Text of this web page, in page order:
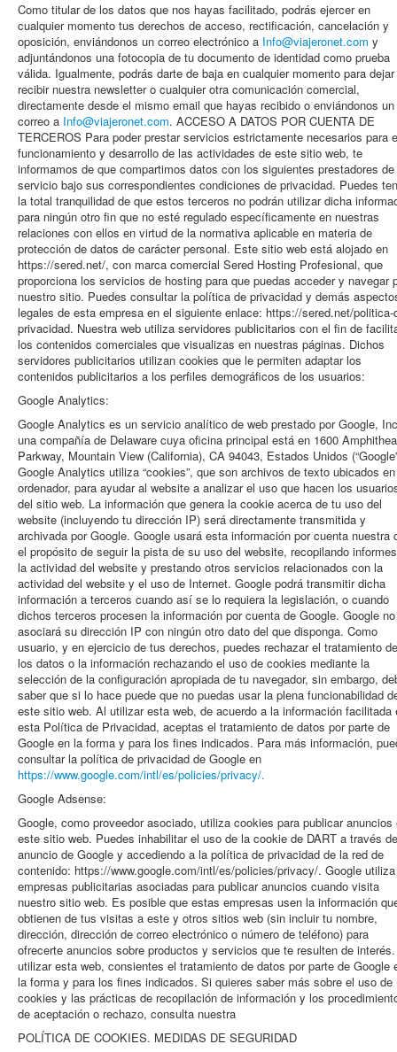
Como titular de los datos que nos hayas facilitado, podrás ejercer en
cualquier momento tus derechos de acceso, rectificación, cancelación y
oposición, enviándonos un correo electrónico a Info@viajeronet.com y
adjuntándonos una fotocopia de tu documento de identidad como prueba
válida. Igualmente, podrás darte de baja en cualquier momento para
recibir nuestra newsletter o cualquier otra comunicación comercial,
directamente desde el mismo email que hayas recibido o enviándonos un
correo a Info@viajeronet.com. ACCESO A DATOS POR CUENTA DE
TERCEROS Para poder prestar servicios estrictamente necesarios para
funcionamiento y desarrollo de las actividades de este sitio web, te
informamos de que compartimos datos con los siguientes prestadores de
servicio bajo sus correspondientes condiciones de privacidad. Puedes
la total tranquilidad de que estos terceros no podrán utilizar dicha
para ningún otro fin que no esté regulado específicamente en nuestras
relaciones con ellos en virtud de la normativa aplicable en materia de
protección de datos de carácter personal. Este sitio web está alojado en
https://sered.net/, con marca comercial Sered Hosting Profesional, que
proporciona los servicios de hosting para que puedas acceder y navegar
nuestro sitio. Puedes consultar la política de privacidad y demás
legales de esta empresa en el siguiente enlace: https://sered.net/politica-
privacidad. Nuestra web utiliza servidores publicitarios con el fin de
los contenidos comerciales que visualizas en nuestras páginas. Dichos
servidores publicitarios utilizan cookies que le permiten adaptar los
contenidos publicitarios a los perfiles demográficos de los usuarios:
Google Analytics:
Google Analytics es un servicio analítico de web prestado por Google,
una compañía de Delaware cuya oficina principal está en 1600
Parkway, Mountain View (California), CA 94043, Estados Unidos
Google Analytics utiliza “cookies”, que son archivos de texto ubicados
ordenador, para ayudar al website a analizar el uso que hacen los
del sitio web. La información que genera la cookie acerca de tu uso del
website (incluyendo tu dirección IP) será directamente transmitida y
archivada por Google. Google usará esta información por cuenta nuestra
el propósito de seguir la pista de su uso del website, recopilando
la actividad del website y prestando otros servicios relacionados con la
actividad del website y el uso de Internet. Google podrá transmitir dicha
información a terceros cuando así se lo requiera la legislación, o cuando
dichos terceros procesen la información por cuenta de Google. Google no
asociará su dirección IP con ningún otro dato del que disponga. Como
usuario, y en ejercicio de tus derechos, puedes rechazar el tratamiento de
los datos o la información rechazando el uso de cookies mediante la
selección de la configuración apropiada de tu navegador, sin embargo,
saber que si lo hace puede que no puedas usar la plena funcionabilidad
este sitio web. Al utilizar esta web, de acuerdo a la información facilitada
esta Política de Privacidad, aceptas el tratamiento de datos por parte de
Google en la forma y para los fines indicados. Para más información,
consultar la política de privacidad de Google en
https://www.google.com/intl/es/policies/privacy/.
Google Adsense:
Google, como proveedor asociado, utiliza cookies para publicar anuncios
este sitio web. Puedes inhabilitar el uso de la cookie de DART a través
anuncio de Google y accediendo a la política de privacidad de la red de
contenido: https://www.google.com/intl/es/policies/privacy/. Google utiliza
empresas publicitarias asociadas para publicar anuncios cuando visita
nuestro sitio web. Es posible que estas empresas usen la información
obtienen de tus visitas a este y otros sitios web (sin incluir tu nombre,
dirección, dirección de correo electrónico o número de teléfono) para
ofrecerte anuncios sobre productos y servicios que te resulten de
utilizar esta web, consientes el tratamiento de datos por parte de Google
la forma y para los fines indicados. Si quieres saber más sobre el uso de
cookies y las prácticas de recopilación de información y los
de aceptación o rechazo, consulta nuestra
POLÍTICA DE COOKIES. MEDIDAS DE SEGURIDAD